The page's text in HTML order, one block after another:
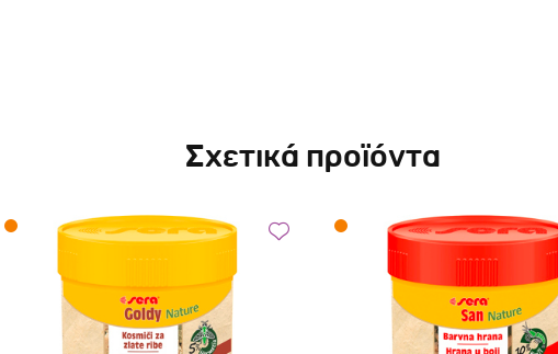
Σχετικά προϊόντα